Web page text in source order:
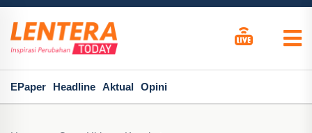
EPaper Headline Aktual Opini